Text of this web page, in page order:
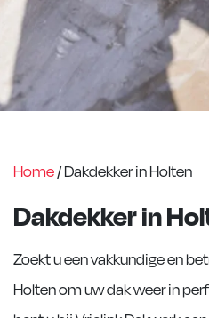
Home/Dakdekker in Holten
Dakdekker in
Zoekt u een vakkundige en
Holten om uw dak weer in